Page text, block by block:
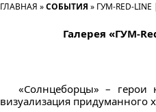
ГЛАВНАЯ »СОБЫТИЯ » ГУМ-RED-
Галерея «ГУМ-
«Солнцеборцы» – герои
визуализация придуманного